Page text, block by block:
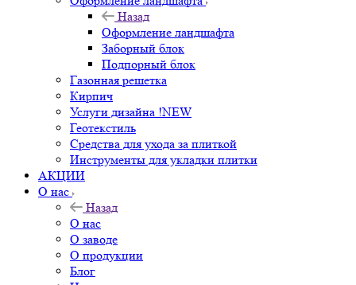
Назад
Оформление ландшафта
Заборный блок
Подпорный блок
Газонная решетка
Кирпич
Услуги дизайна !NEW
Геотекстиль
Средства для ухода за плиткой
Инструменты для укладки плитки
АКЦИИ
О нас
Назад
О нас
О заводе
О продукции
Блог